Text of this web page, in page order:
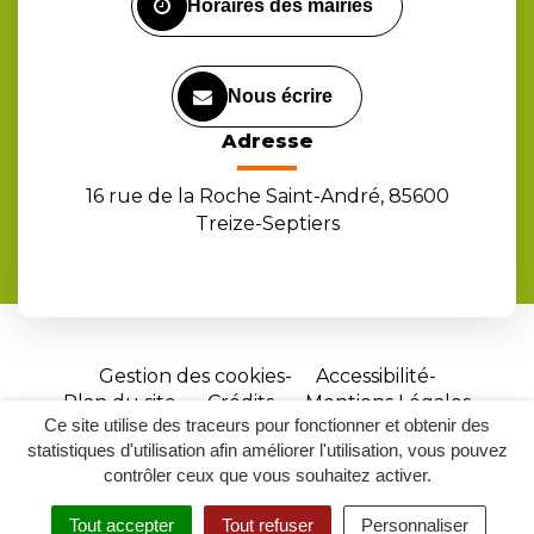
Ce site utilise des traceurs pour fonctionner et obtenir des
statistiques d'utilisation afin améliorer l'utilisation, vous pouvez
contrôler ceux que vous souhaitez activer.
Tout accepter Tout refuser Personnaliser
Horaires des mairies
Nous écrire
Adresse
16 rue de la Roche Saint-André, 85600
Treize-Septiers
Gestion des cookies
Accessibilité
Plan du site
Crédits
Mentions Légales
Site
réalisé
par
Inovagora